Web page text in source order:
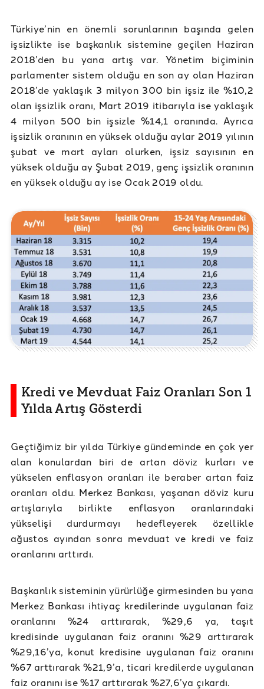
Türkiye’nin en önemli sorunlarının başında gelen
işsizlikte ise başkanlık sistemine geçilen Haziran
2018’den bu yana artış var. Yönetim biçiminin
parlamenter sistem olduğu en son ay olan Haziran
2018’de yaklaşık 3 milyon 300 bin işsiz ile %10,2
olan işsizlik oranı, Mart 2019 itibarıyla ise yaklaşık
4 milyon 500 bin işsizle %14,1 oranında. Ayrıca
işsizlik oranının en yüksek olduğu aylar 2019 yılının
şubat ve mart ayları olurken, işsiz sayısının en
yüksek olduğu ay Şubat 2019, genç işsizlik oranının
en yüksek olduğu ay ise Ocak 2019 oldu.
Kredi ve Mevduat Faiz Oranları Son 1
Yılda Artış Gösterdi
Geçtiğimiz bir yılda Türkiye gündeminde en çok yer
alan konulardan biri de artan döviz kurları ve
yükselen enflasyon oranları ile beraber artan faiz
oranları oldu. Merkez Bankası, yaşanan döviz kuru
artışlarıyla birlikte enflasyon oranlarındaki
yükselişi durdurmayı hedefleyerek özellikle
ağustos ayından sonra mevduat ve kredi ve faiz
oranlarını arttırdı.
Başkanlık sisteminin yürürlüğe girmesinden bu yana
Merkez Bankası ihtiyaç kredilerinde uygulanan faiz
oranlarını %24 arttırarak, %29,6 ya, taşıt
kredisinde uygulanan faiz oranını %29 arttırarak
%29,16’ya, konut kredisine uygulanan faiz oranını
%67 arttırarak %21,9’a, ticari kredilerde uygulanan
faiz oranını ise %17 arttırarak %27,6’ya çıkardı.